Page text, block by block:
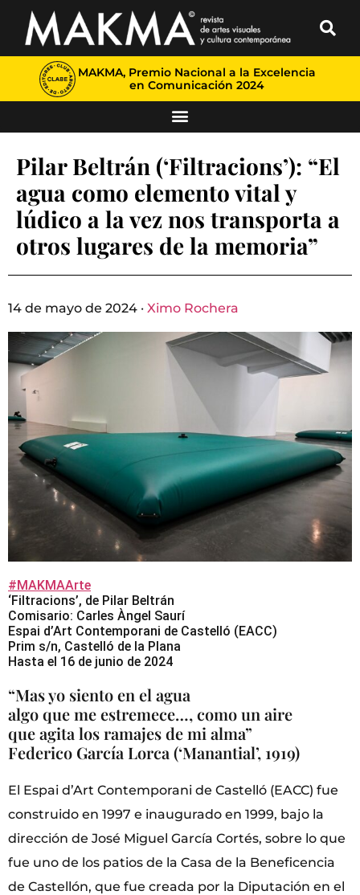
MAKMA, Premio Nacional a la Excelencia
en Comunicación 2024
Pilar Beltrán (‘Filtracions’): “El
agua como elemento vital y
lúdico a la vez nos transporta a
otros lugares de la memoria”
14 de mayo de 2024 · Ximo Rochera
#MAKMAArte
‘Filtracions’, de Pilar Beltrán
Comisario: Carles Àngel Saurí
Espai d’Art Contemporani de Castelló (EACC)
Prim s/n, Castelló de la Plana
Hasta el 16 de junio de 2024
“Mas yo siento en el agua
algo que me estremece…, como un aire
que agita los ramajes de mi alma”
Federico García Lorca (‘Manantial’, 1919)
El Espai d’Art Contemporani de Castelló (EACC) fue
construido en 1997 e inaugurado en 1999, bajo la
dirección de José Miguel García Cortés, sobre lo que
fue uno de los patios de la Casa de la Beneficencia
de Castellón, que fue creada por la Diputación en el